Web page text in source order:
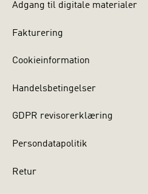
Adgang til digitale materialer
Fakturering
Cookieinformation
Handelsbetingelser
GDPR revisorerklæring
Persondatapolitik
Retur